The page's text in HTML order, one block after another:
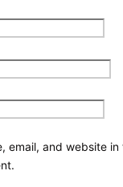
email, and website